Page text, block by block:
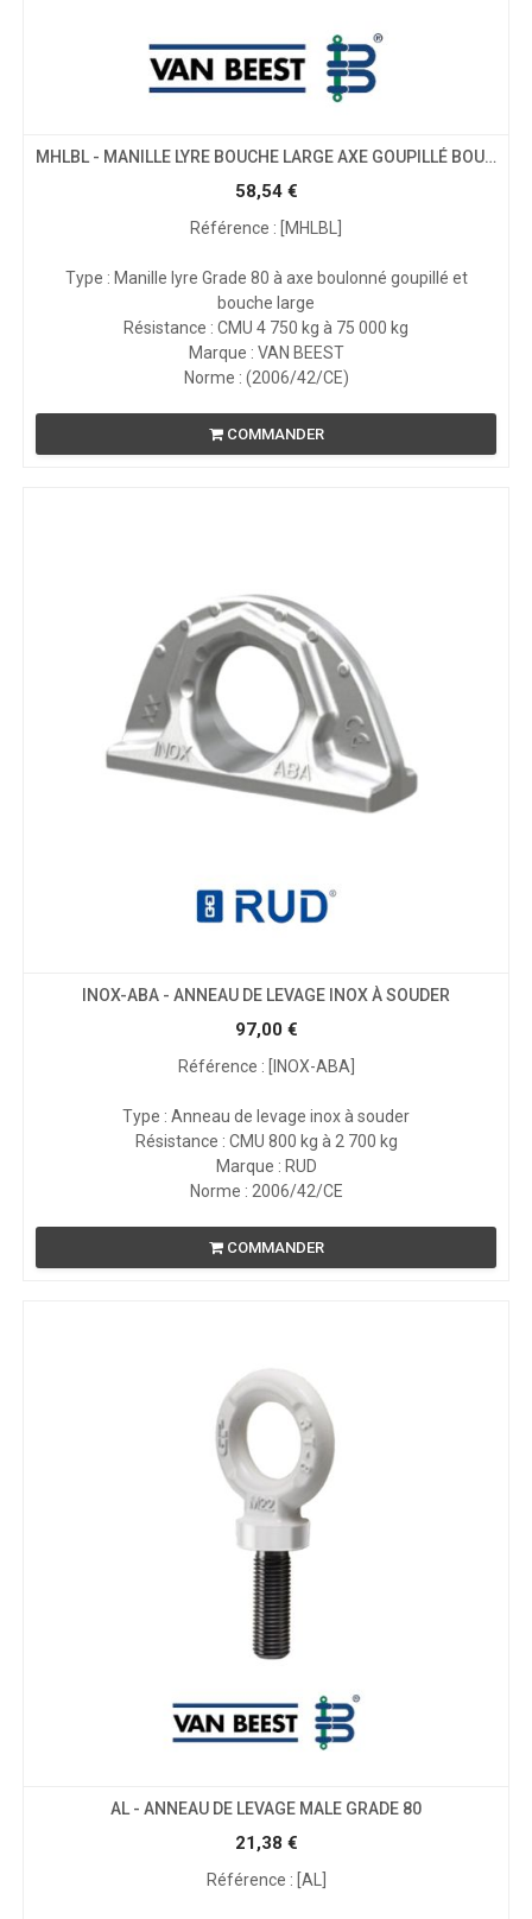
MHLBL - MANILLE LYRE BOUCHE LARGE AXE GOUPILLÉ BOULONNÉ
58,54€
Référence : [MHLBL]
Type : Manille lyre Grade 80 à axe boulonné goupillé et
bouche large
Résistance : CMU 4 750 kg à 75 000 kg
Marque : VAN BEEST
Norme : (2006/42/CE)
COMMANDER
INOX-ABA - ANNEAU DE LEVAGE INOX À SOUDER
97,00€
Référence : [INOX-ABA]
Type : Anneau de levage inox à souder
Résistance : CMU 800 kg à 2 700 kg
Marque : RUD
Norme : 2006/42/CE
COMMANDER
AL - ANNEAU DE LEVAGE MALE GRADE 80
21,38 €
Référence : [AL]